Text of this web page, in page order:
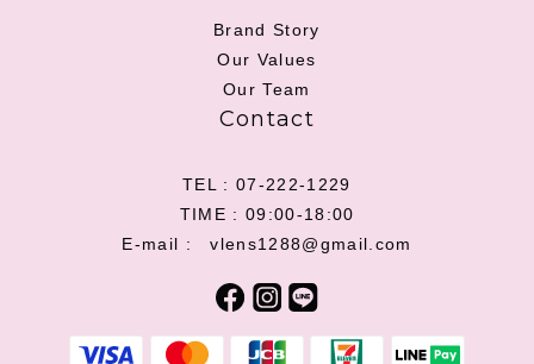
Brand Story
Our Values
Our Team
Contact
TEL : 07-222-1229
TIME : 09:00-18:00
E-mail : vlens1288@gmail.com